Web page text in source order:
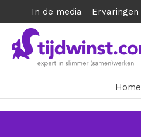
In de media Ervaringen
Home